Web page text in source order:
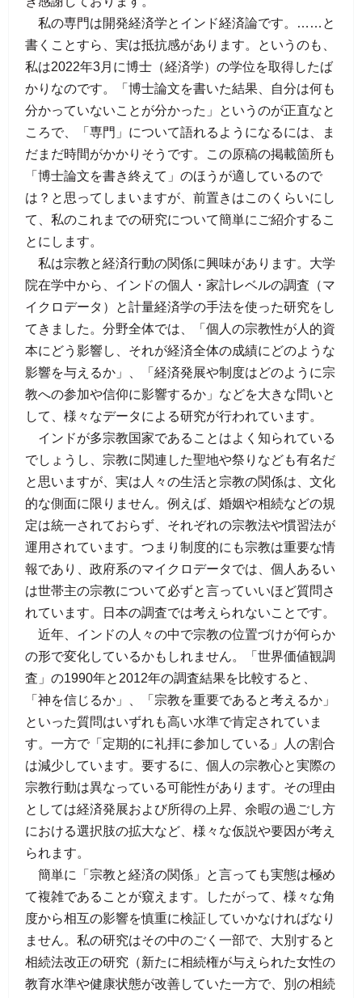
私の専門は開発経済学とインド経済論です。……と
書くことすら、実は抵抗感があります。というのも、
私は2022年3月に博士（経済学）の学位を取得したば
かりなのです。「博士論文を書いた結果、自分は何も
分かっていないことが分かった」というのが正直なと
ころで、「専門」について語れるようになるには、ま
だまだ時間がかかりそうです。この原稿の掲載箇所も
「博士論文を書き終えて」のほうが適しているので
は？と思ってしまいますが、前置きはこのくらいにし
て、私のこれまでの研究について簡単にご紹介するこ
とにします。
私は宗教と経済行動の関係に興味があります。大学
院在学中から、インドの個人・家計レベルの調査（マ
イクロデータ）と計量経済学の手法を使った研究をし
てきました。分野全体では、「個人の宗教性が人的資
本にどう影響し、それが経済全体の成績にどのような
影響を与えるか」、「経済発展や制度はどのように宗
教への参加や信仰に影響するか」などを大きな問いと
して、様々なデータによる研究が行われています。
インドが多宗教国家であることはよく知られている
でしょうし、宗教に関連した聖地や祭りなども有名だ
と思いますが、実は人々の生活と宗教の関係は、文化
的な側面に限りません。例えば、婚姻や相続などの規
定は統一されておらず、それぞれの宗教法や慣習法が
運用されています。つまり制度的にも宗教は重要な情
報であり、政府系のマイクロデータでは、個人あるい
は世帯主の宗教について必ずと言っていいほど質問さ
れています。日本の調査では考えられないことです。
近年、インドの人々の中で宗教の位置づけが何らか
の形で変化しているかもしれません。「世界価値観調
査」の1990年と2012年の調査結果を比較すると、
「神を信じるか」、「宗教を重要であると考えるか」
といった質問はいずれも高い水準で肯定されていま
す。一方で「定期的に礼拝に参加している」人の割合
は減少しています。要するに、個人の宗教心と実際の
宗教行動は異なっている可能性があります。その理由
としては経済発展および所得の上昇、余暇の過ごし方
における選択肢の拡大など、様々な仮説や要因が考え
られます。
簡単に「宗教と経済の関係」と言っても実態は極め
て複雑であることが窺えます。したがって、様々な角
度から相互の影響を慎重に検証していかなければなり
ません。私の研究はその中のごく一部で、大別すると
相続法改正の研究（新たに相続権が与えられた女性の
教育水準や健康状態が改善していた一方で、別の相続